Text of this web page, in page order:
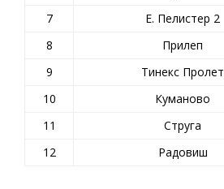
7
Е. Пелистер 2
8
Прилеп
9
Тинекс Пролет
10
Куманово
11
Струга
12
Радовиш